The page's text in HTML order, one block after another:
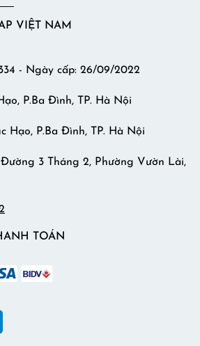
VIỆT NAM
- Ngày cấp: 26/09/2022
P.Ba Đình, TP. Hà Nội
Hạo, P.Ba Đình, TP. Hà Nội
3 Tháng 2, Phường Vườn Lài,
TOÁN